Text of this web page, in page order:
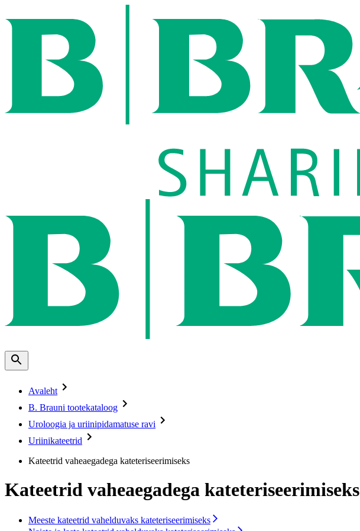
Avaleht
B. Brauni tootekataloog
Uroloogia ja uriinipidamatuse ravi
Uriinikateetrid
Kateetrid vaheaegadega kateteriseerimiseks
Kateetrid vaheaegadega kateteriseerimiseks
Meeste kateetrid vahelduvaks kateteriseerimiseks